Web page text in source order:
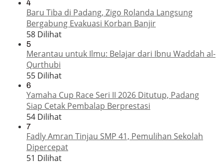
4
Baru Tiba di Padang, Zigo Rolanda Langsung
Bergabung Evakuasi Korban Banjir
58 Dilihat
5
Merantau untuk Ilmu: Belajar dari Ibnu Waddah al-
Qurthubi
55 Dilihat
6
Yamaha Cup Race Seri II 2026 Ditutup, Padang
Siap Cetak Pembalap Berprestasi
54 Dilihat
7
Fadly Amran Tinjau SMP 41, Pemulihan Sekolah
Dipercepat
51 Dilihat